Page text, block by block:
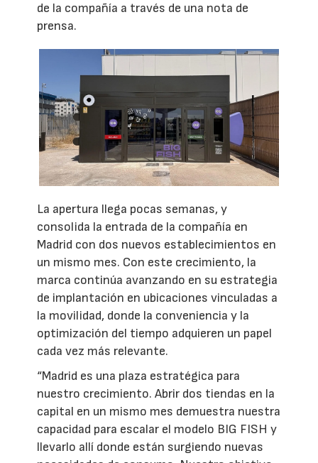
de la compañía a través de una nota de
prensa.
La apertura llega pocas semanas, y
consolida la entrada de la compañía en
Madrid con dos nuevos establecimientos en
un mismo mes. Con este crecimiento, la
marca continúa avanzando en su estrategia
de implantación en ubicaciones vinculadas a
la movilidad, donde la conveniencia y la
optimización del tiempo adquieren un papel
cada vez más relevante.
“Madrid es una plaza estratégica para
nuestro crecimiento. Abrir dos tiendas en la
capital en un mismo mes demuestra nuestra
capacidad para escalar el modelo BIG FISH y
llevarlo allí donde están surgiendo nuevas